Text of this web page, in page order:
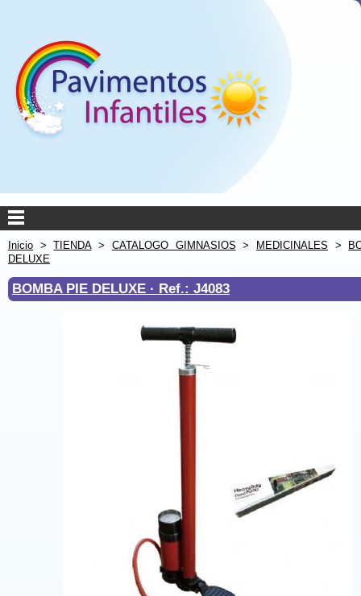
Inicio >TIENDA> CATALOGO GIMNASIOS > MEDICINALES >
DELUXE
BOMBA PIE DELUXE · Ref.: J4083